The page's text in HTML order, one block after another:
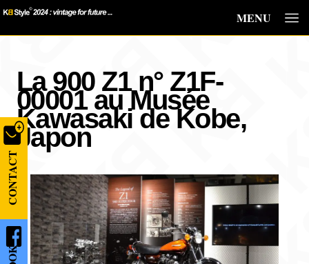
MENU
CONTACT
La 900 Z1 n° Z1F-
00001 au Musée
Kawasaki de Kobe,
Japon